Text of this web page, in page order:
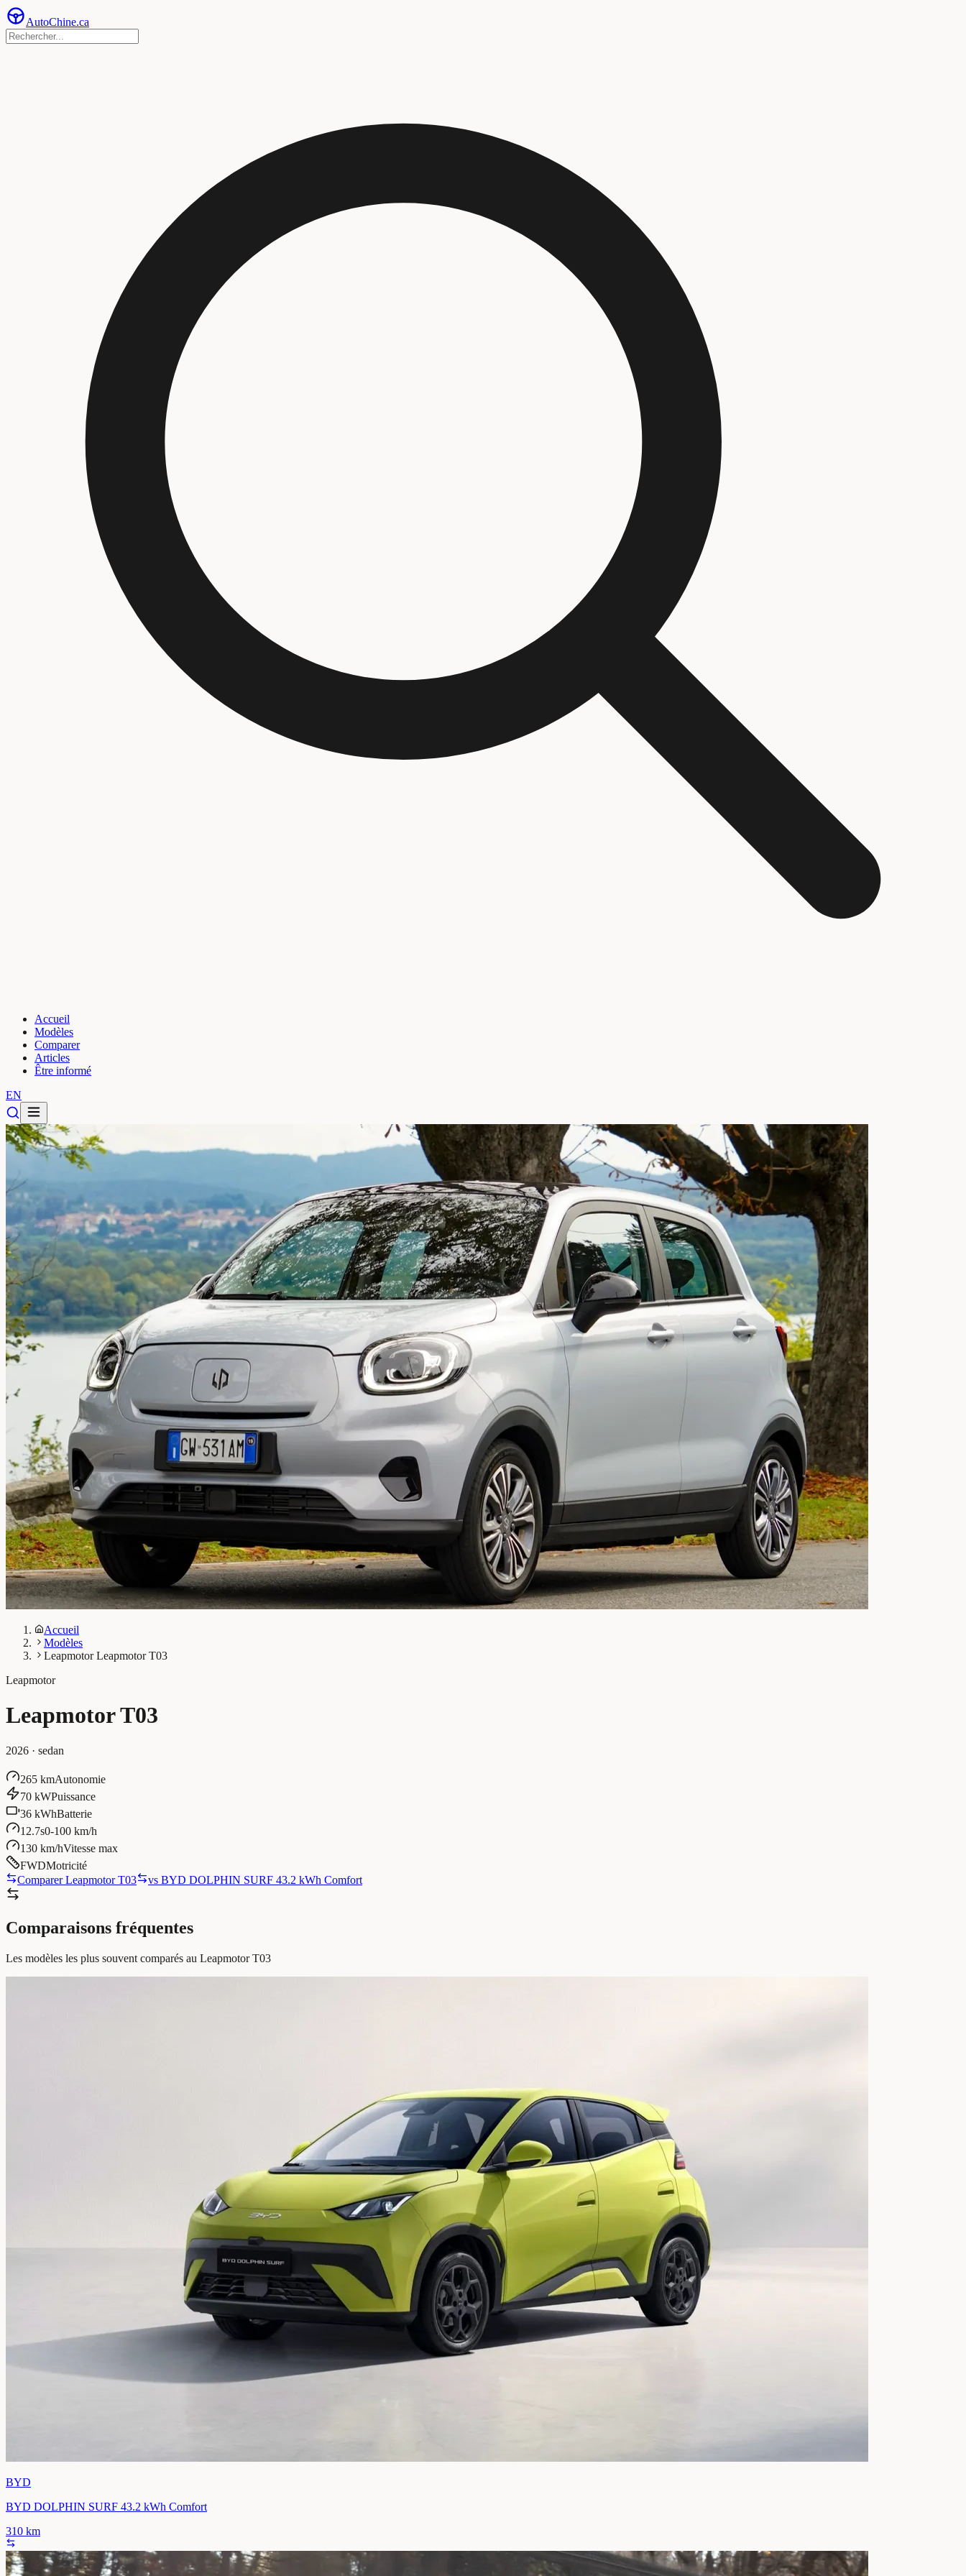
AutoChine.ca
Accueil
Modèles
Comparer
Articles
Être informé
EN
Accueil
Modèles
Leapmotor Leapmotor T03
Leapmotor
Leapmotor T03
2026 · sedan
265 kmAutonomie
70 kWPuissance
36 kWhBatterie
12.7s0-100 km/h
130 km/hVitesse max
FWDMotricité
Comparer Leapmotor T03
vs BYD DOLPHIN SURF 43.2 kWh Comfort
Comparaisons fréquentes
Les modèles les plus souvent comparés au Leapmotor T03
BYD
BYD DOLPHIN SURF 43.2 kWh Comfort
310 km